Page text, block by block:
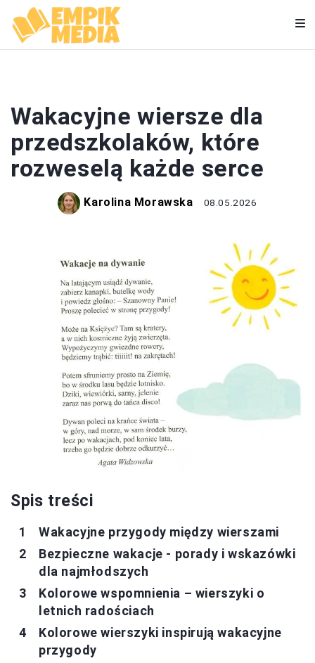
Wakacyjne wiersze dla
przedszkolaków, które
rozweselą każde serce
Karolina Morawska 08.05.2026
Spis treści
Wakacyjne przygody między wierszami
Bezpieczne wakacje - porady i wskazówki
dla najmłodszych
Kolorowe wspomnienia – wierszyki o
letnich radościach
Kolorowe wierszyki inspirują wakacyjne
przygody